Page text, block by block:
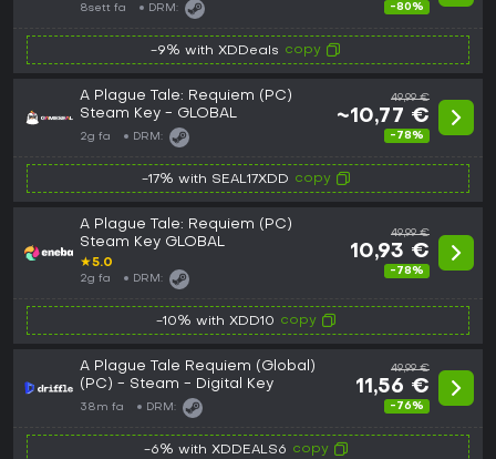
8sett fa DRM: -80%
-9% with XDDeals copy
A Plague Tale: Requiem (PC)
Steam Key - GLOBAL
2g fa DRM:
49,99 €
~10,77 €
-78%
-17% with SEAL17XDD copy
A Plague Tale: Requiem (PC)
Steam Key GLOBAL
★5.0
2g fa DRM:
49,99 €
10,93 €
-78%
-10% with XDD10 copy
A Plague Tale Requiem (Global)
(PC) - Steam - Digital Key
38m fa DRM:
49,99 €
11,56 €
-76%
-6% with XDDEALS6 copy